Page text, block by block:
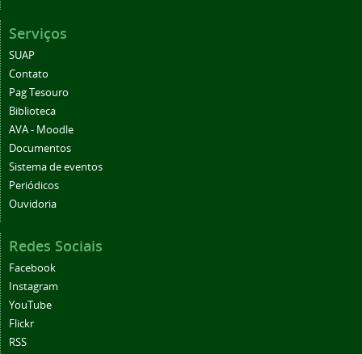
Serviços
SUAP
Contato
Pag Tesouro
Biblioteca
AVA - Moodle
Documentos
Sistema de eventos
Periódicos
Ouvidoria
Redes Sociais
Facebook
Instagram
YouTube
Flickr
RSS